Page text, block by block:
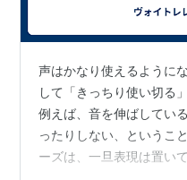
声はかなり使えるように
して「きっちり使い切る
例えば、音を伸ばしてい
ったりしない、というこ
ーズは、一旦表現は置い